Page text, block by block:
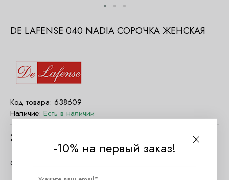
DE LAFENSE 040 NADIA СОРОЧКА ЖЕНСКАЯ
Код товара: 638609
Наличие: Есть в наличии
3750
Очистить параметры
-10% на первый заказ!